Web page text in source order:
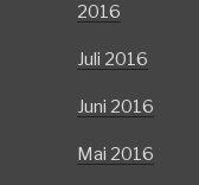
2016
Juli 2016
Juni 2016
Mai 2016